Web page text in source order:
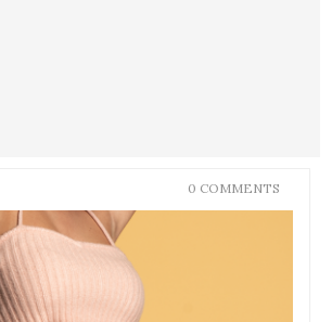
0 COMMENTS